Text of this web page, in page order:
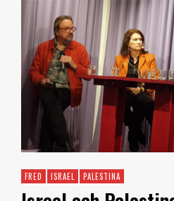
FRED ISRAEL PALESTINA